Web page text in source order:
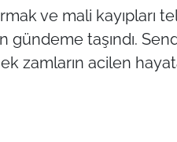
ve mali kayıpları
taşındı.
zamların acilen